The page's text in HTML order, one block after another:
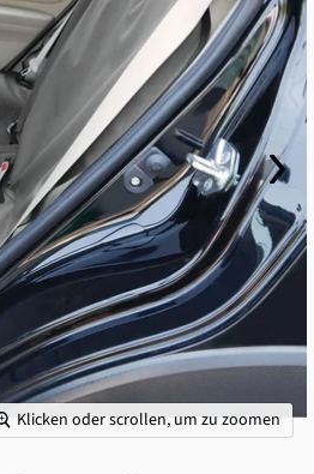
Klicken oder scrollen, um zu zoomen